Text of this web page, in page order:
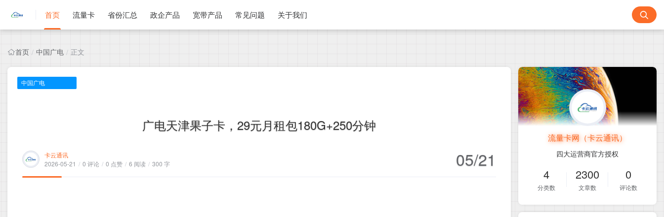
首页 流量卡 省份汇总 政企产品 宽带产品 常见问题 关于我们
首页 / 中国广电 / 正文
中国广电
广电天津果子卡，29元月租包180G+250分钟
卡云通讯
2026-05-21 / 0 评论 / 0 点赞 / 6 阅读 / 300 字 05/21
流量卡网（卡云通讯）
四大运营商官方授权
4
分类数
2300
文章数
0
评论数